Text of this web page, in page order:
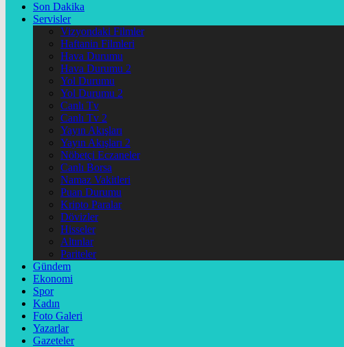
Son Dakika
Servisler
Vizyondaki Filmler
Haftanin Filmleri
Hava Durumu
Hava Durumu 2
Yol Durumu
Yol Durumu 2
Canlı Tv
Canlı Tv 2
Yayın Akışları
Yayın Akışları 2
Nöbetçi Eczaneler
Canlı Borsa
Namaz Vakitleri
Puan Durumu
Kripto Paralar
Dövizler
Hisseler
Altınlar
Pariteler
Gündem
Ekonomi
Spor
Kadın
Foto Galeri
Yazarlar
Gazeteler